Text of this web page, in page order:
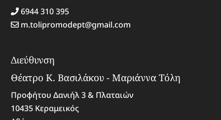
6944 310 395
m.tolipromodept@gmail.com
Διεύθυνση
Θέατρο Κ. Βασιλάκου - Μαριάννα Τόλη
Προφήτου Δανιήλ 3 & Πλαταιών
10435 Κεραμεικός